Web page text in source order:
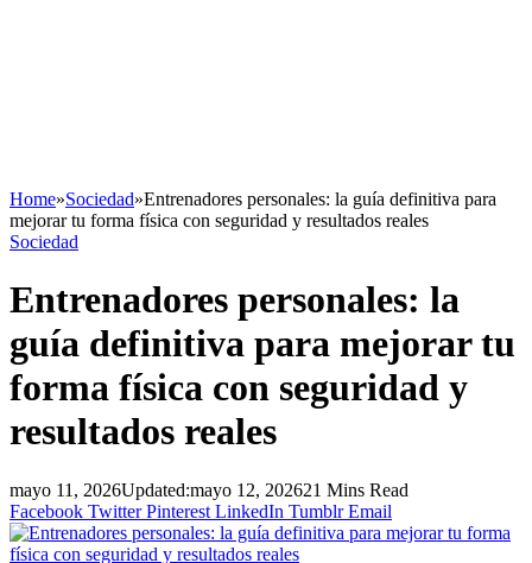
Home»Sociedad»Entrenadores personales: la guía definitiva para
mejorar tu forma física con seguridad y resultados reales
Sociedad
Entrenadores personales: la
guía definitiva para mejorar tu
forma física con seguridad y
resultados reales
mayo 11, 2026Updated:mayo 12, 202621 Mins Read
Facebook Twitter Pinterest LinkedIn Tumblr Email